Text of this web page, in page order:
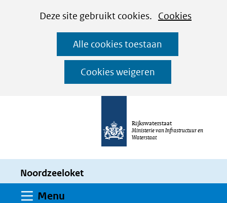
CookiesDeze site gebruikt cookies. Cookies
worden
toegestaan
Alle cookies toestaan
Cookies weigeren
Ga
naar
de
inhoud
Rijkswaterstaat
Ministerie van Infrastructuur en
Waterstaat
Noordzeeloket
Menu